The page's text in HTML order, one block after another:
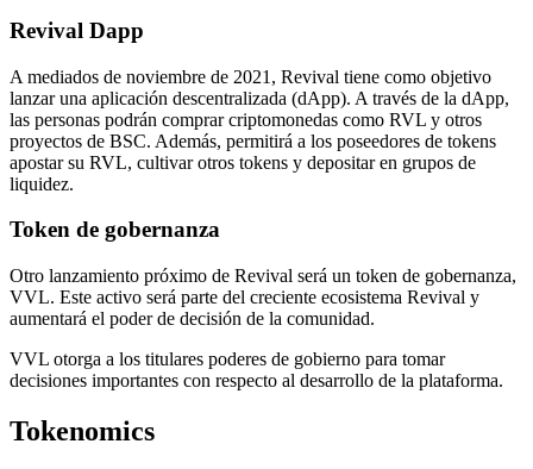
Revival Dapp
A mediados de noviembre de 2021, Revival tiene como objetivo
lanzar una aplicación descentralizada (dApp). A través de la dApp,
las personas podrán comprar criptomonedas como RVL y otros
proyectos de BSC. Además, permitirá a los poseedores de tokens
apostar su RVL, cultivar otros tokens y depositar en grupos de
liquidez.
Token de gobernanza
Otro lanzamiento próximo de Revival será un token de gobernanza,
VVL. Este activo será parte del creciente ecosistema Revival y
aumentará el poder de decisión de la comunidad.
VVL otorga a los titulares poderes de gobierno para tomar
decisiones importantes con respecto al desarrollo de la plataforma.
Tokenomics